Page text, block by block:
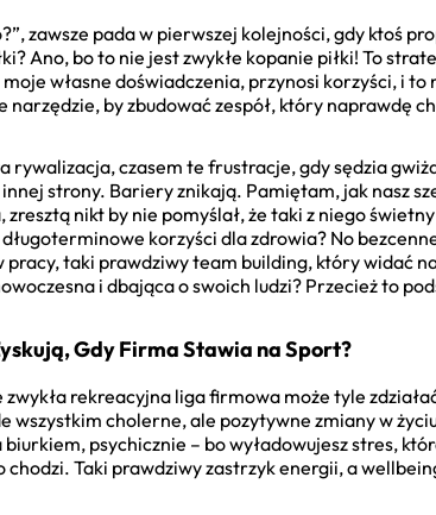
zawsze pada w pierwszej kolejności, gdy ktoś
Ano, bo to nie jest zwykłe kopanie piłki! To
własne doświadczenia, przynosi korzyści, i
narzędzie, by zbudować zespół, który naprawdę
rywalizacja, czasem te frustracje, gdy sędzia
strony. Bariery znikają. Pamiętam, jak nasz
zresztą nikt by nie pomyślał, że taki z niego
korzyści dla zdrowia? No
pracy, taki prawdziwy team building, który widać
i dbająca o swoich ludzi? Przecież to
Gdy Firma Stawia na Sport?
zwykła rekreacyjna liga firmowa może tyle
wszystkim cholerne, ale pozytywne zmiany w
biurkiem, psychicznie – bo wyładowujesz stres,
chodzi. Taki prawdziwy zastrzyk energii, a